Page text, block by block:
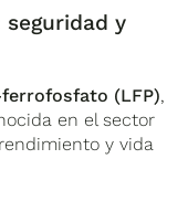
241 kWh
del
en las
seguridad y
(LFP),
en el sector
y vida